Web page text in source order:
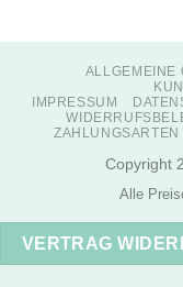
ALLGEMEINE
IMPRESSUM
ZAHLUNGSARTEN
Copyright
Alle
VERTRAG